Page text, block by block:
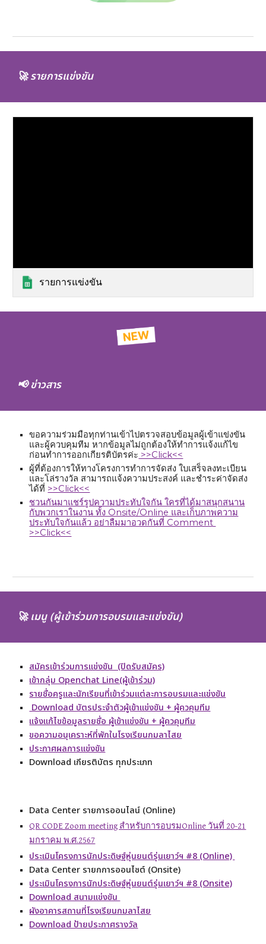
🚀รายการแข่งขัน
รายการแข่งขัน
📢 ข่าวสาร
ขอความร่วมมือทุกท่านเข้าไปตรวจสอบข้อมูลผู้เข้าแข่งขัน
และผู้ควบคุมทีม หากข้อมูลไม่ถูกต้องให้ทำการแจ้งแก้ไข
ก่อนทำการออกเกียรติบัตรค่ะ >>Click<<
ผู้ที่ต้องการให้ทางโครงการทำการจัดส่ง ใบเสร็จลงทะเบียน
และโล่รางวัล สามารถแจ้งความประสงค์ และชำระค่าจัดส่ง
ได้ที่ >>Click<<
ชวนกันมาแชร์รูปความประทับใจกัน ใครที่ได้มาสนุกสนาน
กับพวกเราในงาน ทั้ง Onsite/Online และเก็บภาพความ
ประทับใจกันแล้ว อย่าลืมมาอวดกันที่ Comment
>>Click<<
🚀เมนู (ผู้เข้าร่วมการอบรมและแข่งขัน)
สมัครเข้าร่วมการแข่งขัน (ปิดรับสมัคร)
เข้ากลุ่ม Openchat Line(ผู้เข้าร่วม)
รายชื่อครูและนักเรียนที่เข้าร่วมแต่ละการอบรมและแข่งขัน
Download บัตรประจำตัวผู้เข้าแข่งขัน + ผู้ควคุมทีม
แจ้งแก้ไขข้อมูลรายชื่อ ผู้เข้าแข่งขัน + ผู้ควคุมทีม
ขอความอนุเคราะห์ที่พักในโรงเรียนกมลาไสย
ประกาศผลการแข่งขัน
Download เกียรติบัตร ทุกประเภท
Data Center รายการออนไลน์ (Online)
QR CODE Zoom meeting สำหรับการอบรมOnline วันที่ 20-21
มกราคม พ.ศ.2567
ประเมินโครงการนักประดิษฐ์หุ่นยนต์รุ่นเยาว์ฯ #8 (Online)
Data Center รายกการออนไซต์ (Onsite)
ประเมินโครงการนักประดิษฐ์หุ่นยนต์รุ่นเยาว์ฯ #8 (Onsite)
Download สนามแข่งขัน
ผังอาคารสถานที่โรงเรียนกมลาไสย
Download ป้ายประกาศรางวัล